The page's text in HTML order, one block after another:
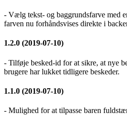
- Vælg tekst- og baggrundsfarve med
farven nu forhåndsvises direkte i
1.2.0 (2019-07-10)
- Tilføje besked-id for at sikre, at nye
brugere har lukket tidligere beskeder.
1.1.0 (2019-07-10)
- Mulighed for at tilpasse baren